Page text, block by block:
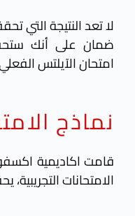
لا تعد النتيجة التي
ضمان على أنك
امتحان الآيلتس
نماذج
قامت اكاديمية
الامتحانات